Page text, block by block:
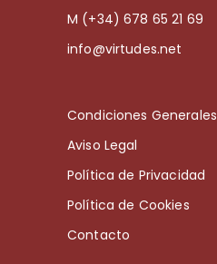
M (+34) 678 65 21 69
info@virtudes.net
Condiciones Generales
Aviso Legal
Política de Privacidad
Política de Cookies
Contacto